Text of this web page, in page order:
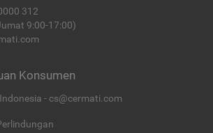
312
9:00-17:00)
Konsumen
- cs@cermati.com